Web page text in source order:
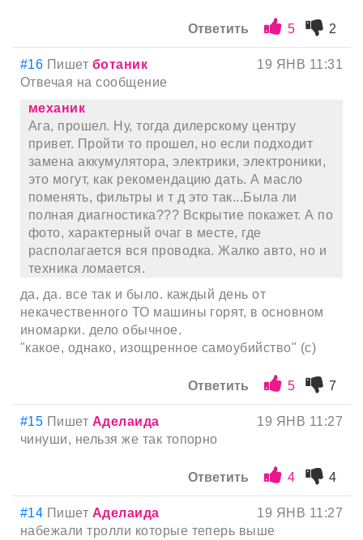
Ответить 5 2
#16 Пишет ботаник
19 ЯНВ 11:31
Отвечая на сообщение
механик
Ага, прошел. Ну, тогда дилерскому центру
привет. Пройти то прошел, но если подходит
замена аккумулятора, электрики, электроники,
это могут, как рекомендацию дать. А масло
поменять, фильтры и т д это так...Была ли
полная диагностика??? Вскрытие покажет. А по
фото, характерный очаг в месте, где
располагается вся проводка. Жалко авто, но и
техника ломается.
да, да. все так и было. каждый день от
некачественного ТО машины горят, в основном
иномарки. дело обычное.
"какое, однако, изощренное самоубийство" (c)
Ответить 5 7
#15 Пишет Аделаида
19 ЯНВ 11:27
чинуши, нельзя же так топорно
Ответить 4 4
#14 Пишет Аделаида
19 ЯНВ 11:27
набежали тролли которые теперь выше